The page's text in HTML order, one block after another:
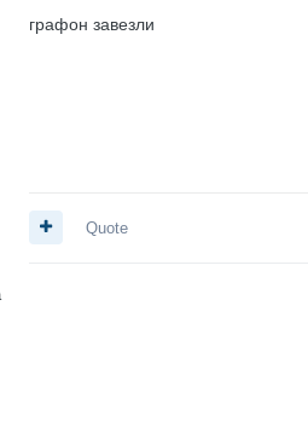
графон завезли
Quote